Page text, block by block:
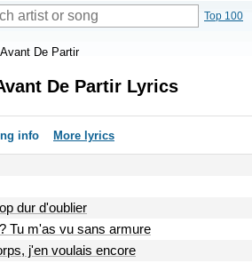
Top 100
Avant De Partir
De Partir Lyrics
info More lyrics
dur d'oublier
Tu m'as vu sans armure
j'en voulais encore